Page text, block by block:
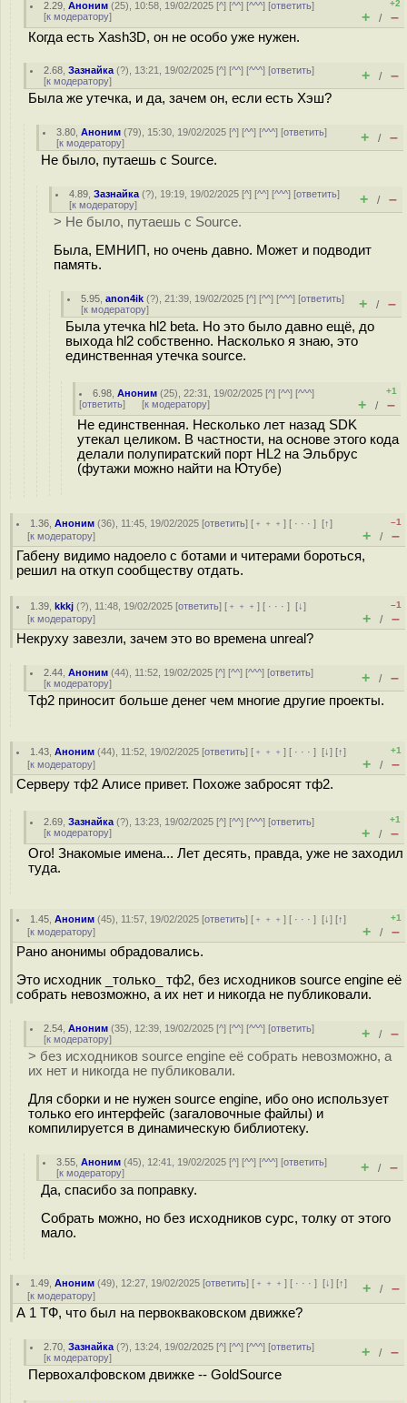
2.29 ,Аноним (25), 10:58, 19/02/2025 [^] [^^] [^^^] [ответить]
[к модератору]
+2
+ / –
Когда есть Xash3D, он не особо уже нужен.
2.68 ,Зазнайка (?), 13:21, 19/02/2025 [^] [^^] [^^^] [ответить]
[к модератору] + / –
Была же утечка, и да, зачем он, если есть Хэш?
3.80 ,Аноним (79), 15:30, 19/02/2025 [^] [^^] [^^^] [ответить]
[к модератору] + / –
Не было, путаешь с Source.
4.89 ,Зазнайка (?), 19:19, 19/02/2025 [^] [^^] [^^^] [ответить]
[к модератору] + / –
> Не было, путаешь с Source.
Была, ЕМНИП, но очень давно. Может и подводит
память.
5.95 ,anon4ik (?), 21:39, 19/02/2025 [^] [^^] [^^^] [ответить]
[к модератору] + / –
Была утечка hl2 beta. Но это было давно ещё, до
выхода hl2 собственно. Насколько я знаю, это
единственная утечка source.
6.98 ,Аноним (25), 22:31, 19/02/2025 [^] [^^] [^^^]
[ответить] [к модератору]
+1
+ / –
Не единственная. Несколько лет назад SDK
утекал целиком. В частности, на основе этого кода
делали полупиратский порт HL2 на Эльбрус
(футажи можно найти на Ютубе)
1.36 ,Аноним (36), 11:45, 19/02/2025 [ответить] [ ﹢﹢﹢] [ · · ·][↑]
[к модератору]
–1
+ / –
Габену видимо надоело с ботами и читерами бороться,
решил на откуп сообществу отдать.
1.39 ,kkkj (?), 11:48, 19/02/2025 [ответить] [ ﹢﹢﹢] [ · · ·][↓]
[к модератору]
–1
+ / –
Некруху завезли, зачем это во времена unreal?
2.44 ,Аноним (44), 11:52, 19/02/2025 [^] [^^] [^^^] [ответить]
[к модератору] + / –
Тф2 приносит больше денег чем многие другие проекты.
1.43 ,Аноним (44), 11:52, 19/02/2025 [ответить] [ ﹢﹢﹢] [ · · ·][↓] [↑]
[к модератору]
+1
+ / –
Серверу тф2 Алисе привет. Похоже забросят тф2.
2.69 ,Зазнайка (?), 13:23, 19/02/2025 [^] [^^] [^^^] [ответить]
[к модератору]
+1
+ / –
Ого! Знакомые имена... Лет десять, правда, уже не заходил
туда.
1.45 ,Аноним (45), 11:57, 19/02/2025 [ответить] [ ﹢﹢﹢] [ · · ·][↓] [↑]
[к модератору]
+1
+ / –
Рано анонимы обрадовались.
Это исходник _только_ тф2, без исходников source engine её
собрать невозможно, а их нет и никогда не публиковали.
2.54 ,Аноним (35), 12:39, 19/02/2025 [^] [^^] [^^^] [ответить]
[к модератору] + / –
> без исходников source engine её собрать невозможно, а
их нет и никогда не публиковали.
Для сборки и не нужен source engine, ибо оно использует
только его интерфейс (загаловочные файлы) и
компилируется в динамическую библиотеку.
3.55 ,Аноним (45), 12:41, 19/02/2025 [^] [^^] [^^^] [ответить]
[к модератору] + / –
Да, спасибо за поправку.
Собрать можно, но без исходников сурс, толку от этого
мало.
1.49 ,Аноним (49), 12:27, 19/02/2025 [ответить] [ ﹢﹢﹢] [ · · ·][↓] [↑]
[к модератору] + / –
А 1 ТФ, что был на первокваковском движке?
2.70 ,Зазнайка (?), 13:24, 19/02/2025 [^] [^^] [^^^] [ответить]
[к модератору] + / –
Первохалфовском движке -- GoldSource